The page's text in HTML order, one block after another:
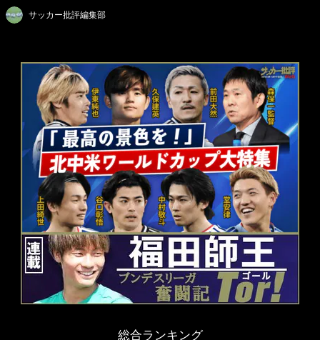
サッカー批評編集部
総合ランキング